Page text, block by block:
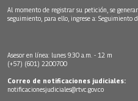
Al momento de registrar su petición, se
seguimiento, para ello, ingrese a: Seguimiento
Asesor en línea: lunes 9:30 a.m. - 12 m
(+57) (601) 2200700
Correo de notificaciones judiciales:
notificacionesjudiciales@rtvc.gov.co